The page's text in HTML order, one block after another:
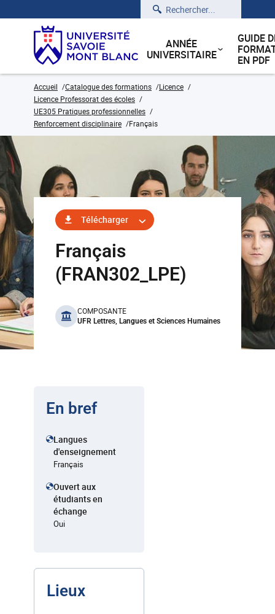
Rechercher
ANNÉE
UNIVERSITAIRE
GUIDE
EN PDF
Accueil Catalogue des formations
Licence
Licence Professorat des écoles
UE305 Pratiques professionnelles
Renforcement disciplinaire
Français
Télécharger
Français
(FRAN302_LPE)
benefits
COMPOSANTE
UFR Lettres, Langues et Sciences Humaines
En bref
Langues
d'enseignement
Français
Ouvert aux
étudiants en
échange
Oui
Lieux